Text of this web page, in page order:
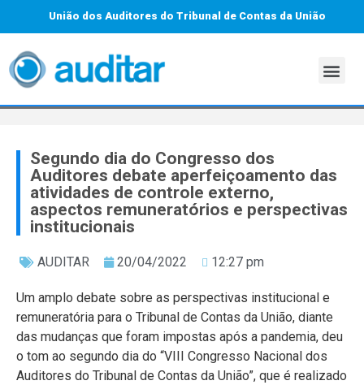
União dos Auditores do Tribunal de Contas da União
Segundo dia do Congresso dos
Auditores debate aperfeiçoamento das
atividades de controle externo,
aspectos remuneratórios e perspectivas
institucionais
AUDITAR 20/04/2022 12:27 pm
Um amplo debate sobre as perspectivas institucional e
remuneratória para o Tribunal de Contas da União, diante
das mudanças que foram impostas após a pandemia, deu
o tom ao segundo dia do “VIII Congresso Nacional dos
Auditores do Tribunal de Contas da União”, que é realizado